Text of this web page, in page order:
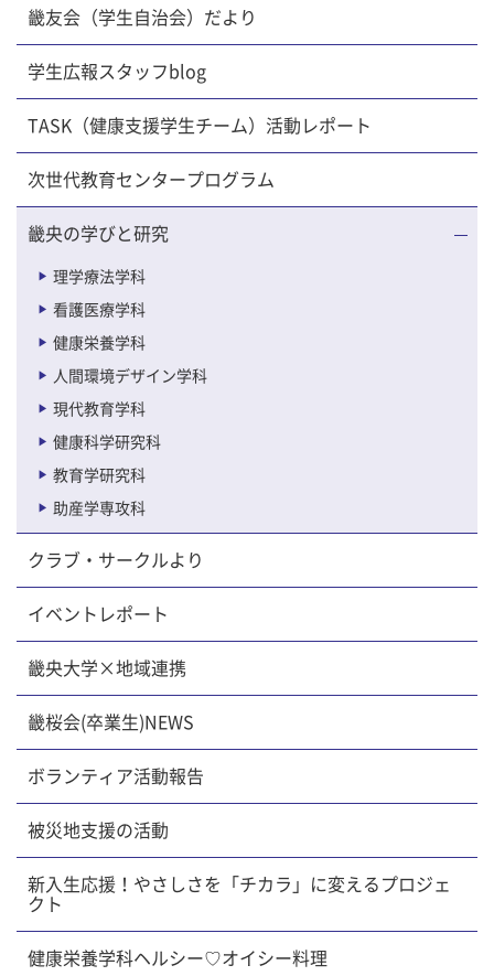
畿友会（学生自治会）だより
学生広報スタッフblog
TASK（健康支援学生チーム）活動レポート
次世代教育センタープログラム
畿央の学びと研究
理学療法学科
看護医療学科
健康栄養学科
人間環境デザイン学科
現代教育学科
健康科学研究科
教育学研究科
助産学専攻科
クラブ・サークルより
イベントレポート
畿央大学×地域連携
畿桜会(卒業生)NEWS
ボランティア活動報告
被災地支援の活動
新入生応援！やさしさを「チカラ」に変えるプロジェ
クト
健康栄養学科ヘルシー♡オイシー料理